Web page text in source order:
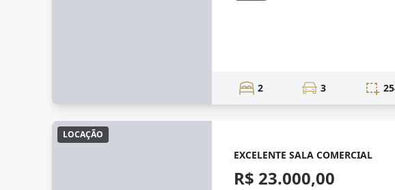
2 3
LOCAÇÃO
EXCELENTE SALA COMERCIAL
R$ 23.000,00